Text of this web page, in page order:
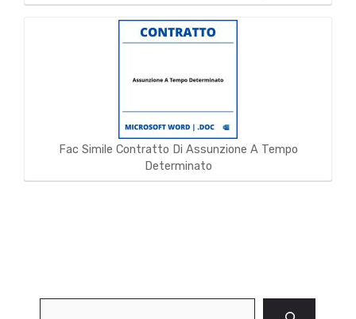
Fac Simile Contratto Di Assunzione A Tempo
Determinato